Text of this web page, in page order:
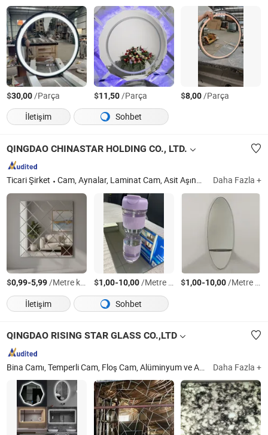
$30,00/Parça $11,50/Parça $8,00/Parça
İletişim
Sohbet
QINGDAO CHINASTAR HOLDING CO., LTD.
Ticari Şirket Cam, Aynalar, Laminat Cam, Asit Aşındırılmış Cam Daha Fazla +
$0,99-5,99/Metre kare $1,00-10,00/Metre kare $1,00-10,00/Metre kare
İletişim
Sohbet
QINGDAO RISING STAR GLASS CO.,LTD
Daha Fazla +